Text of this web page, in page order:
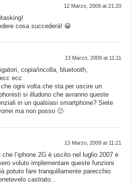
12 Marzo, 2009 at 21:20
cosa succederà! 😀
13 Marzo, 2009 at 11:11
copia/incolla, bluetooth,
ecc
ogni volta che sta per uscire un
si illudono che avranno queste
in un qualsiasi smartphone? Siete
ma non posso 🙂
13 Marzo, 2009 at 11:21
l’iphone 2G è uscito nel luglio 2007 e
voluto implementare queste funzioni
potuto fare tranquillamente parecchio
castrato…